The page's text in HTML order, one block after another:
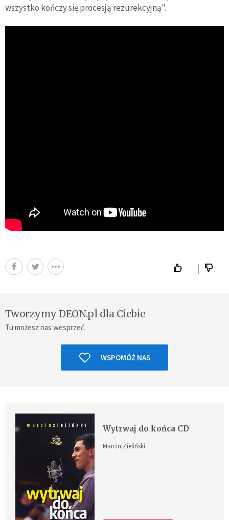
wszystko kończy się procesją rezurekcyjną".
Tworzymy DEON.pl dla Ciebie
Tu możesz nas wesprzeć.
WSPOMÓŻ NAS
Wytrwaj do końca CD
Marcin Zieliński